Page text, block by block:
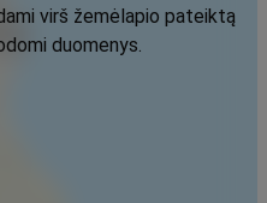
virš žemėlapio pateiktą
duomenys.